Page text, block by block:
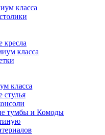
класса
кресла
класса
класса
стулья
тумбы и Комоды